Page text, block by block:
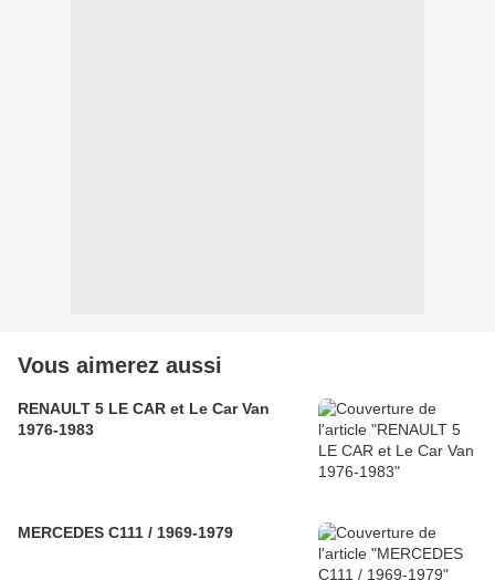
Vous aimerez aussi
RENAULT 5 LE CAR et Le Car Van
1976-1983
MERCEDES C111 / 1969-1979